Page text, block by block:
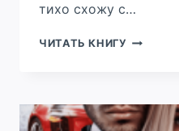
тихо схожу с…
ЧИТАТЬ КНИГУ ДЛЯ